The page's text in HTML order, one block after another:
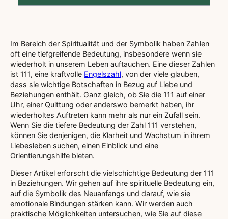
Im Bereich der Spiritualität und der Symbolik haben Zahlen
oft eine tiefgreifende Bedeutung, insbesondere wenn sie
wiederholt in unserem Leben auftauchen. Eine dieser Zahlen
ist 111, eine kraftvolle Engelszahl, von der viele glauben,
dass sie wichtige Botschaften in Bezug auf Liebe und
Beziehungen enthält. Ganz gleich, ob Sie die 111 auf einer
Uhr, einer Quittung oder anderswo bemerkt haben, ihr
wiederholtes Auftreten kann mehr als nur ein Zufall sein.
Wenn Sie die tiefere Bedeutung der Zahl 111 verstehen,
können Sie denjenigen, die Klarheit und Wachstum in ihrem
Liebesleben suchen, einen Einblick und eine
Orientierungshilfe bieten.
Dieser Artikel erforscht die vielschichtige Bedeutung der 111
in Beziehungen. Wir gehen auf ihre spirituelle Bedeutung ein,
auf die Symbolik des Neuanfangs und darauf, wie sie
emotionale Bindungen stärken kann. Wir werden auch
praktische Möglichkeiten untersuchen, wie Sie auf diese